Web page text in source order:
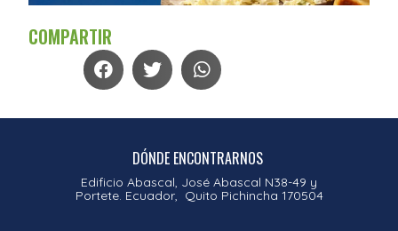
COMPARTIR
DÓNDE ENCONTRARNOS
Edificio Abascal, José Abascal N38-49 y
Portete. Ecuador, Quito Pichincha 170504